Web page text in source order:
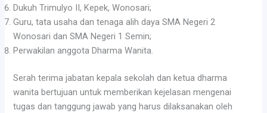
Dukuh Trimulyo II, Kepek, Wonosari;
Guru, tata usaha dan tenaga alih daya SMA Negeri 2
Wonosari dan SMA Negeri 1 Semin;
Perwakilan anggota Dharma Wanita.
Serah terima jabatan kepala sekolah dan ketua dharma
wanita bertujuan untuk memberikan kejelasan mengenai
tugas dan tanggung jawab yang harus dilaksanakan oleh